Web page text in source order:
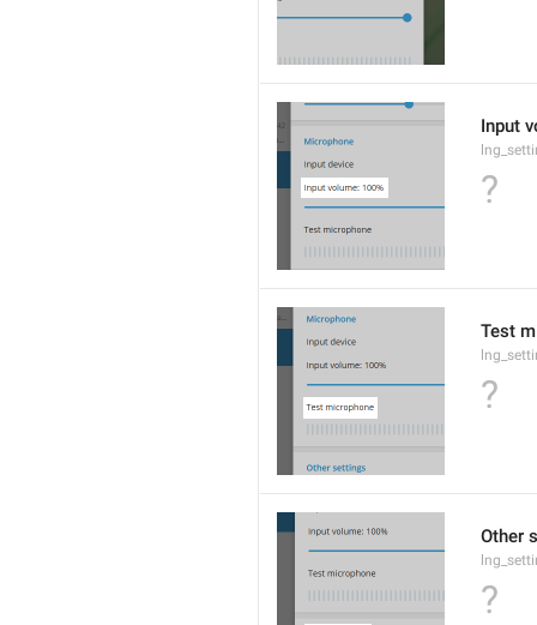
Input
?
Test
?
Other
?